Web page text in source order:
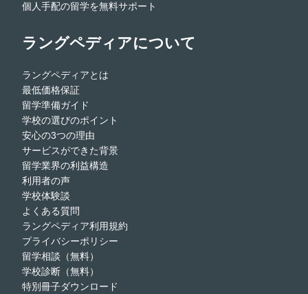
個人手配の留学を無料サポート
ラングペディアについて
ラングペディアとは
最低価格保証
留学準備ガイド
学校の選びのポイント
安心の3つの理由
サービスができた背景
留学業界の利益構造
利用者の声
学校体験談
よくある質問
ラングペディア利用規約
プライバシーポリシー
留学相談（無料）
学校診断（無料）
特別冊子ダウンロード